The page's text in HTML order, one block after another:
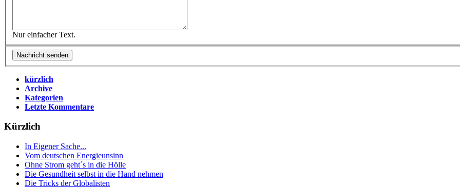
Nur einfacher Text.
kürzlich
Archive
Kategorien
Letzte Kommentare
Kürzlich
In Eigener Sache...
Vom deutschen Energieunsinn
Ohne Strom geht´s in die Hölle
Die Gesundheit selbst in die Hand nehmen
Die Tricks der Globalisten